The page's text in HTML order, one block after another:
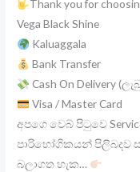
Thank you for
Vega Black Shine
Kaluaggala
Bank Transfer
Cash On Delivery
Visa / Master Card
අපගෙ වෙබ් පිටුවෙ
පාරිභෝගිකයන් පිලිබදව
බලාගත හැක…